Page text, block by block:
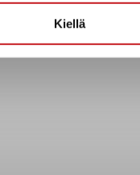
Kiellä